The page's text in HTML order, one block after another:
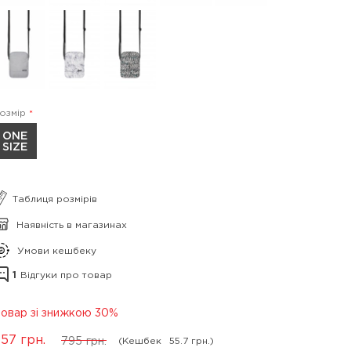
ONE
SIZE
Таблиця розмірів
Наявність в магазинах
Умови кешбеку
1 Відгуки про товар
зі знижкою 30%
795 грн.
грн. (Кешбек 55.7 грн.)